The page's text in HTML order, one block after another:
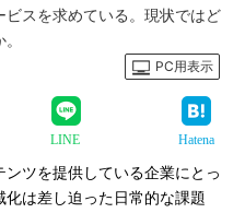
スを求めている。現状ではど
PC用表示
LINE Hatena
ツを提供している企業にとっ
は差し迫った日常的な課題